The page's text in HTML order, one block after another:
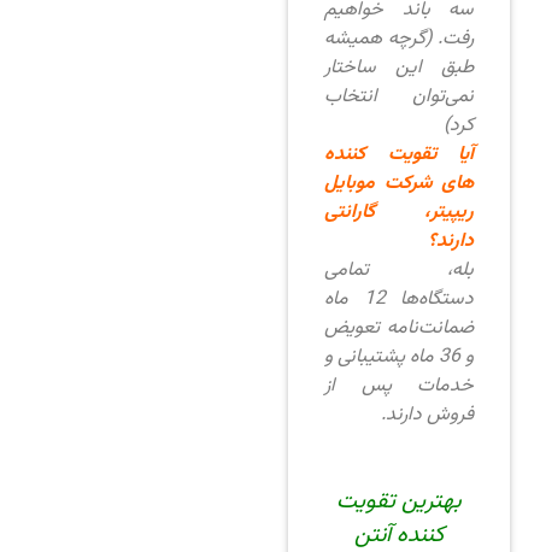
سه باند خواهیم
رفت. (گرچه همیشه
طبق این ساختار
نمی‌توان انتخاب
کرد)
آیا تقویت کننده
های شرکت موبایل
ریپیتر، گارانتی
دارند؟
بله، تمامی
دستگاه‌ها 12 ماه
ضمانت‌نامه تعویض
و 36 ماه پشتیبانی و
خدمات پس از
فروش دارند.
بهترین تقویت
کننده آنتن